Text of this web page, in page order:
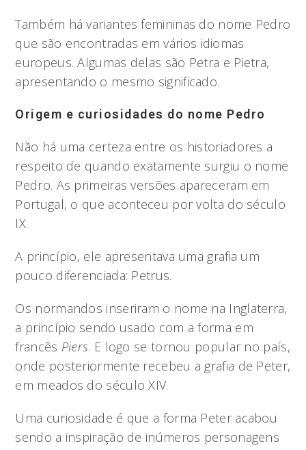
Também há variantes femininas do nome Pedro
que são encontradas em vários idiomas
europeus. Algumas delas são Petra e Pietra,
apresentando o mesmo significado.
Origem e curiosidades do nome Pedro
Não há uma certeza entre os historiadores a
respeito de quando exatamente surgiu o nome
Pedro. As primeiras versões apareceram em
Portugal, o que aconteceu por volta do século
IX.
A princípio, ele apresentava uma grafia um
pouco diferenciada: Petrus.
Os normandos inseriram o nome na Inglaterra,
a princípio sendo usado com a forma em
francês Piers. E logo se tornou popular no país,
onde posteriormente recebeu a grafia de Peter,
em meados do século XIV.
Uma curiosidade é que a forma Peter acabou
sendo a inspiração de inúmeros personagens